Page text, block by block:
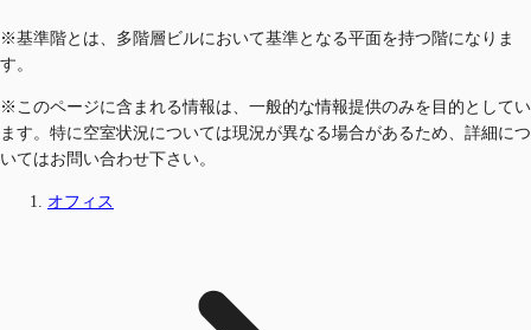
※基準階とは、多階層ビルにおいて基準となる平面を持つ階になりま
す。
※このページに含まれる情報は、一般的な情報提供のみを目的としてい
ます。特に空室状況については現況が異なる場合があるため、詳細につ
いてはお問い合わせ下さい。
オフィス